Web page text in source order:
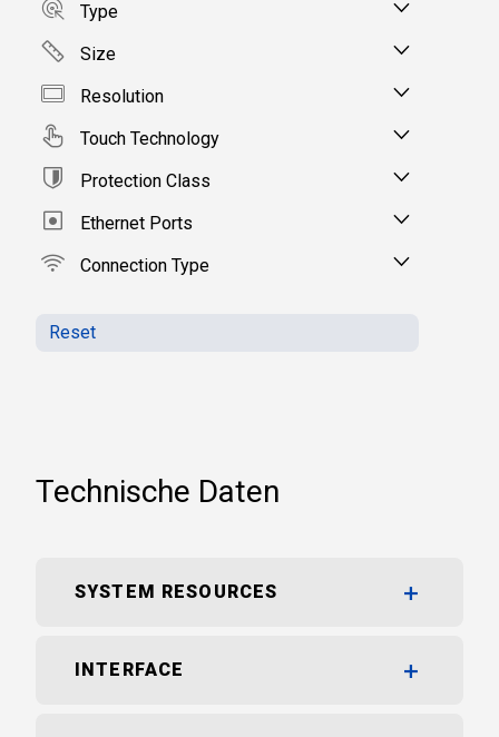
Type
Size
Resolution
Touch Technology
Protection Class
Ethernet Ports
Connection Type
Reset
Technische Daten
SYSTEM RESOURCES
INTERFACE